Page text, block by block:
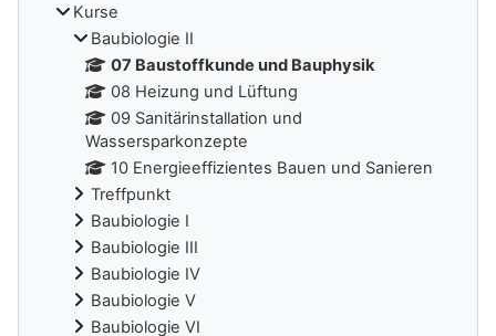
Kurse
Baubiologie II
07 Baustoffkunde und Bauphysik
08 Heizung und Lüftung
09 Sanitärinstallation und
Wassersparkonzepte
10 Energieeffizientes Bauen und Sanieren
Treffpunkt
Baubiologie I
Baubiologie III
Baubiologie IV
Baubiologie V
Baubiologie VI